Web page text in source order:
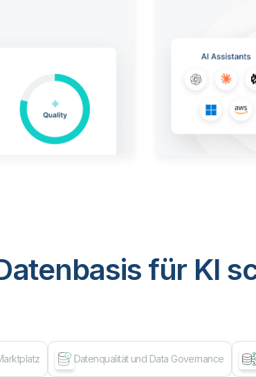
für KI
Datenqualität und Data Governance